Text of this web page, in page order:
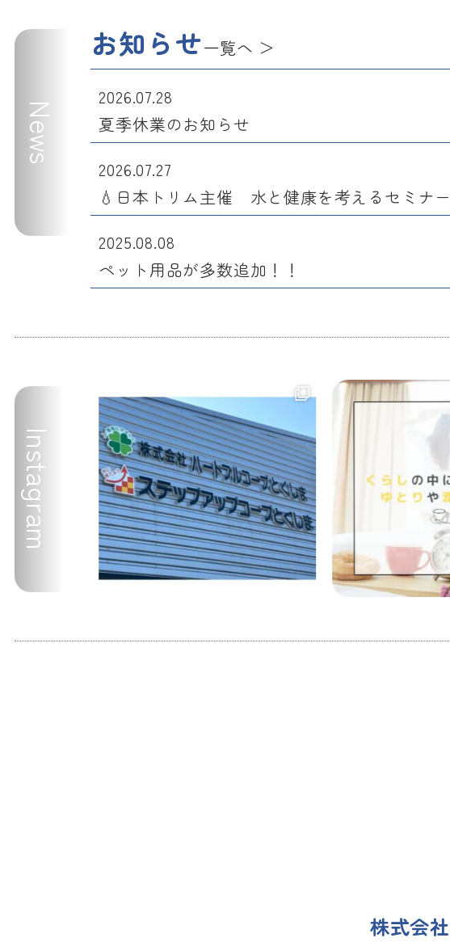
News
お知らせ一覧へ
2026.07.28
夏季休業のお知らせ
2026.07.27
💧日本トリム主催 水と健康を考えるセミナ
2025.08.08
ペット用品が多数追加！！
Instagram
株式会